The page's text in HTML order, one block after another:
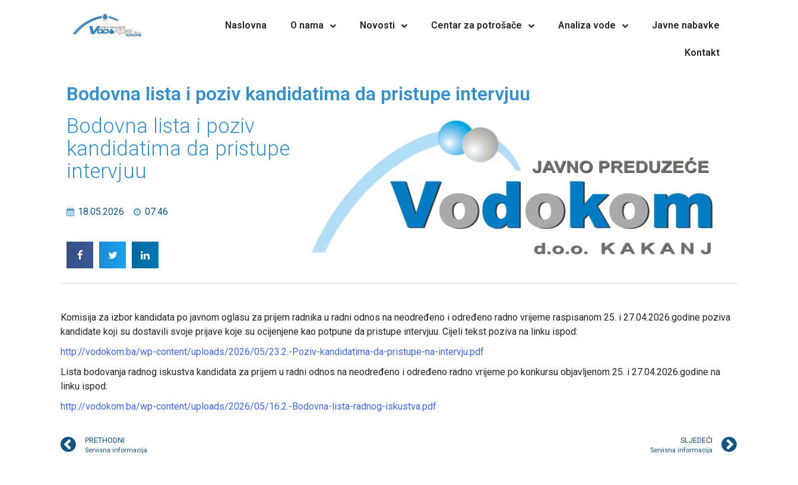
Naslovna O nama Novosti Centar za potrošače Analiza vode Javne nabavke
Kontakt
Bodovna lista i poziv kandidatima da pristupe intervjuu
Bodovna lista i poziv
kandidatima da pristupe
intervjuu
18.05.2026 07:46
Komisija za izbor kandidata po javnom oglasu za prijem radnika u radni odnos na neodređeno i određeno radno vrijeme raspisanom 25. i 27.04.2026.godine poziva
kandidate koji su dostavili svoje prijave koje su ocijenjene kao potpune da pristupe intervjuu. Cijeli tekst poziva na linku ispod:
http://vodokom.ba/wp-content/uploads/2026/05/23.2.-Poziv-kandidatima-da-pristupe-na-intervju.pdf
Lista bodovanja radnog iskustva kandidata za prijem u radni odnos na neodređeno i određeno radno vrijeme po konkursu objavljenom 25. i 27.04.2026.godine na
linku ispod:
http://vodokom.ba/wp-content/uploads/2026/05/16.2.-Bodovna-lista-radnog-iskustva.pdf
PRETHODNI
Servisna informacija
SLJEDEĆI
Servisna informacija